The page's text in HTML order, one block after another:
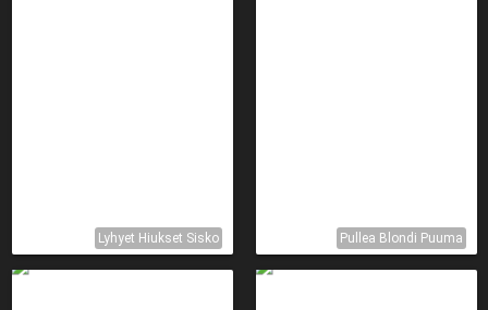
Lyhyet Hiukset Sisko Pullea Blondi Puuma